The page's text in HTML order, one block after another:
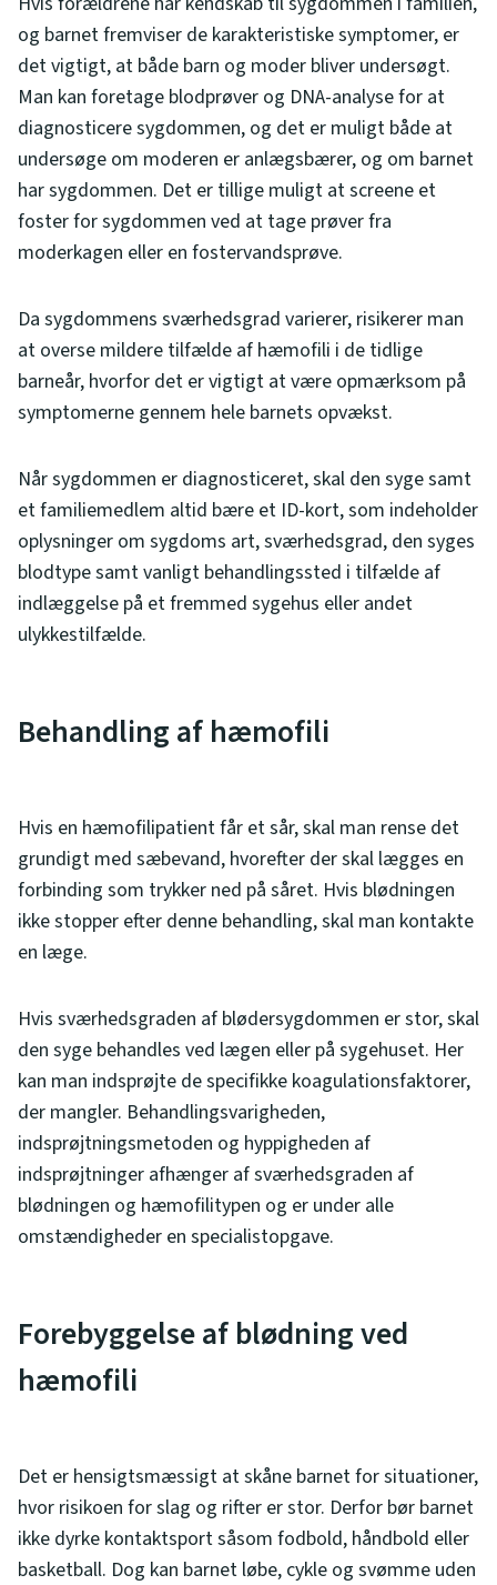
og barnet fremviser de karakteristiske symptomer, er
det vigtigt, at både barn og moder bliver undersøgt.
Man kan foretage blodprøver og DNA-analyse for at
diagnosticere sygdommen, og det er muligt både at
undersøge om moderen er anlægsbærer, og om barnet
har sygdommen. Det er tillige muligt at screene et
foster for sygdommen ved at tage prøver fra
moderkagen eller en fostervandsprøve.
Da sygdommens sværhedsgrad varierer, risikerer man
at overse mildere tilfælde af hæmofili i de tidlige
barneår, hvorfor det er vigtigt at være opmærksom på
symptomerne gennem hele barnets opvækst.
Når sygdommen er diagnosticeret, skal den syge samt
et familiemedlem altid bære et ID-kort, som indeholder
oplysninger om sygdoms art, sværhedsgrad, den syges
blodtype samt vanligt behandlingssted i tilfælde af
indlæggelse på et fremmed sygehus eller andet
ulykkestilfælde.
Behandling af hæmofili
Hvis en hæmofilipatient får et sår, skal man rense det
grundigt med sæbevand, hvorefter der skal lægges en
forbinding som trykker ned på såret. Hvis blødningen
ikke stopper efter denne behandling, skal man kontakte
en læge.
Hvis sværhedsgraden af blødersygdommen er stor, skal
den syge behandles ved lægen eller på sygehuset. Her
kan man indsprøjte de specifikke koagulationsfaktorer,
der mangler. Behandlingsvarigheden,
indsprøjtningsmetoden og hyppigheden af
indsprøjtninger afhænger af sværhedsgraden af
blødningen og hæmofilitypen og er under alle
omstændigheder en specialistopgave.
Forebyggelse af blødning ved
hæmofili
Det er hensigtsmæssigt at skåne barnet for situationer,
hvor risikoen for slag og rifter er stor. Derfor bør barnet
ikke dyrke kontaktsport såsom fodbold, håndbold eller
basketball. Dog kan barnet løbe, cykle og svømme uden